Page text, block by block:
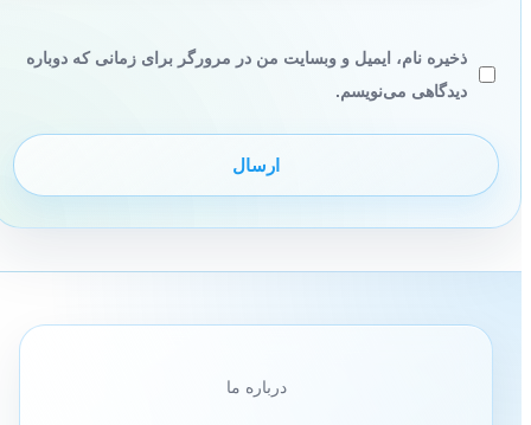
ذخیره نام، ایمیل و وبسایت من در مرورگر برای زمانی که دوباره
دیدگاهی می‌نویسم.
درباره ما